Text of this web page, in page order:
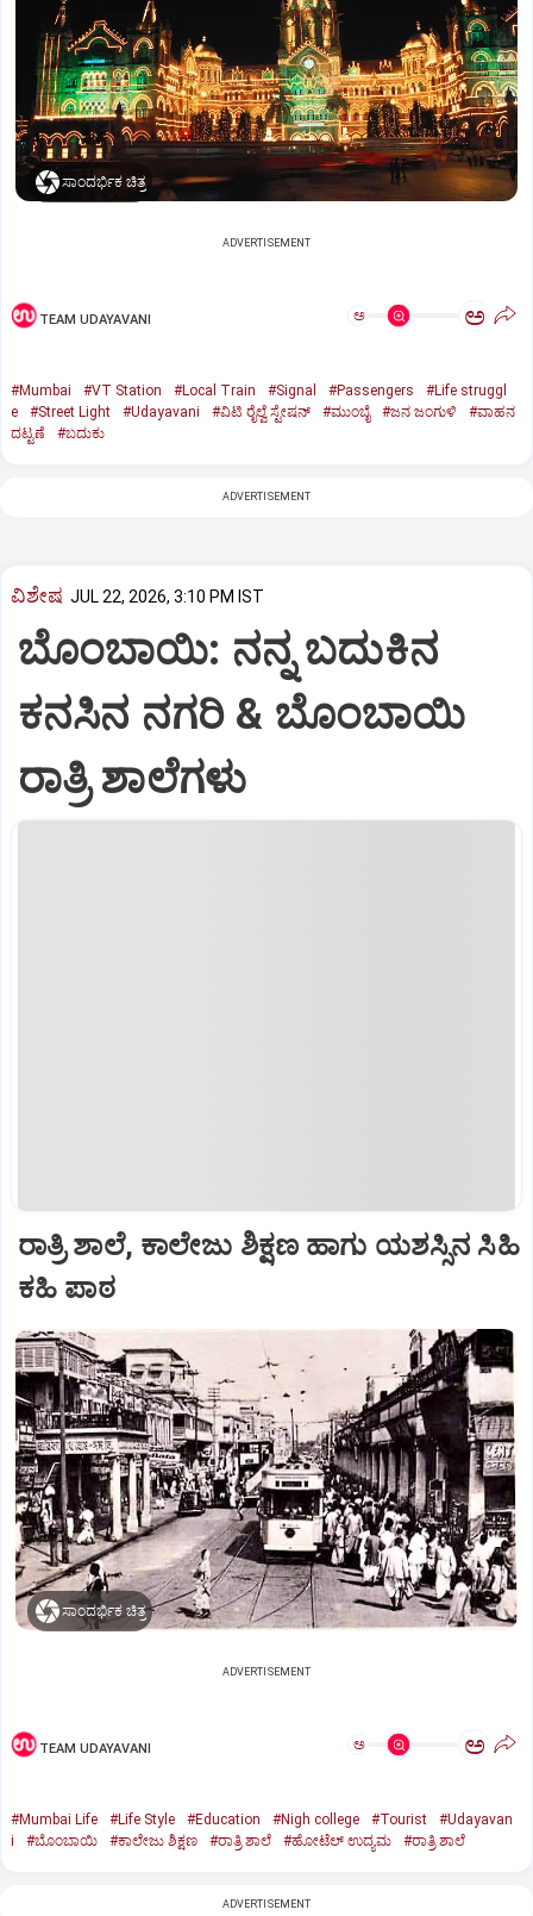
ಸಾಂದರ್ಭಿಕ ಚಿತ್ರ
ADVERTISEMENT
TEAM UDAYAVANI ಅ ಅ
#Mumbai #VT Station #Local Train #Signal #Passengers
#Life struggl
e
#Street Light #Udayavani #ವಿಟಿ ರೈಲ್ವೆ ಸ್ಟೇಷನ್‌ #ಮುಂಬೈ #ಜನ ಜಂಗುಳಿ
#ವಾಹನ
ದಟ್ಟಣೆ
#ಬದುಕು
ADVERTISEMENT
ವಿಶೇಷ JUL 22, 2026, 3:10 PM IST
ಬೊಂಬಾಯಿ: ನನ್ನ ಬದುಕಿನ
ಕನಸಿನ ನಗರಿ & ಬೊಂಬಾಯಿ
ರಾತ್ರಿ ಶಾಲೆಗಳು
ರಾತ್ರಿ ಶಾಲೆ, ಕಾಲೇಜು ಶಿಕ್ಷಣ ಹಾಗು ಯಶಸ್ಸಿನ ಸಿಹಿ
ಕಹಿ ಪಾಠ
ಸಾಂದರ್ಭಿಕ ಚಿತ್ರ
ADVERTISEMENT
TEAM UDAYAVANI ಅ ಅ
#Mumbai Life #Life Style #Education #Nigh college #Tourist
#Udayavan
i
#ಬೊಂಬಾಯಿ #ಕಾಲೇಜು ಶಿಕ್ಷಣ #ರಾತ್ರಿ ಶಾಲೆ #ಹೋಟೆಲ್‌ ಉದ್ಯಮ #ರಾತ್ರಿ ಶಾಲೆ
ADVERTISEMENT